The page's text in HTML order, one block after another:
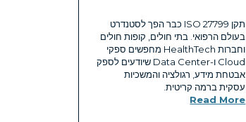
תקן ISO 27799 כבר הפך לסטנדרט
בעולם הרפואי. בתי חולים, קופות חולים
וחברות HealthTech מחפשים ספקי
Cloud ו-Data Center שיודעים לספק
אבטחת מידע, רגולציה והמשכיות
עסקית ברמה קריטית.
Read More